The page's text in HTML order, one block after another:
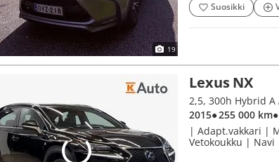
19
Suosikki
Lexus NX
2,5, 300h Hybrid A
2015● 255 000 km
| Adapt.vakkari |
Vetokoukku | Navi